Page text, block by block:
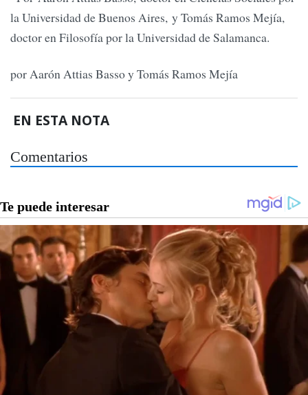
la Universidad de Buenos Aires, y Tomás Ramos Mejía,
doctor en Filosofía por la Universidad de Salamanca.
por Aarón Attias Basso y Tomás Ramos Mejía
EN ESTA NOTA
Comentarios